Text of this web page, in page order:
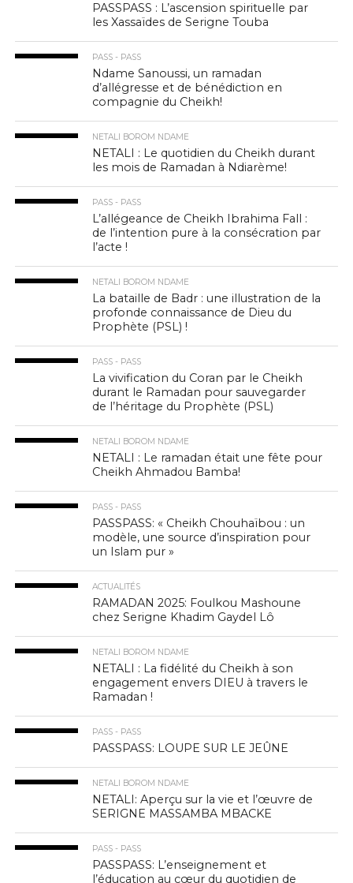
PASSPASS : L’ascension spirituelle par
les Xassaïdes de Serigne Touba
PASS - PASS
Ndame Sanoussi, un ramadan
d’allégresse et de bénédiction en
compagnie du Cheikh!
NETALI BOROM NDAME
NETALI : Le quotidien du Cheikh durant
les mois de Ramadan à Ndiarème!
PASS - PASS
L’allégeance de Cheikh Ibrahima Fall :
de l’intention pure à la consécration par
l’acte !
NETALI BOROM NDAME
La bataille de Badr : une illustration de la
profonde connaissance de Dieu du
Prophète (PSL) !
PASS - PASS
La vivification du Coran par le Cheikh
durant le Ramadan pour sauvegarder
de l’héritage du Prophète (PSL)
NETALI BOROM NDAME
NETALI : Le ramadan était une fête pour
Cheikh Ahmadou Bamba!
PASS - PASS
PASSPASS: « Cheikh Chouhaïbou : un
modèle, une source d’inspiration pour
un Islam pur »
ACTUALITÉS
RAMADAN 2025: Foulkou Mashoune
chez Serigne Khadim Gaydel Lô
NETALI BOROM NDAME
NETALI : La fidélité du Cheikh à son
engagement envers DIEU à travers le
Ramadan !
PASS - PASS
PASSPASS: LOUPE SUR LE JEÛNE
NETALI BOROM NDAME
NETALI: Aperçu sur la vie et l’œuvre de
SERIGNE MASSAMBA MBACKE
PASS - PASS
PASSPASS: L’enseignement et
l’éducation au cœur du quotidien de